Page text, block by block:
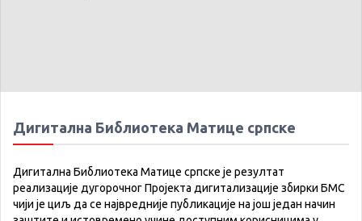
Дигитална Библиотека Матице српске
Дигитална Библиотека Матице српске је резултат
реализације дугорочног Пројекта дигитализације збирки БМС
чији је циљ да се највредније публикације на још један начин